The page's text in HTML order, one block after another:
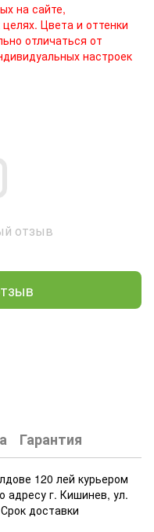
на сайте,
Цвета и оттенки
отличаться от
настроек
отзыв
Гарантия
120 лей курьером
адресу г. Кишинев, ул.
доставки